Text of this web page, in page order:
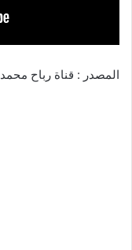
المصدر : قناة رباح محمد